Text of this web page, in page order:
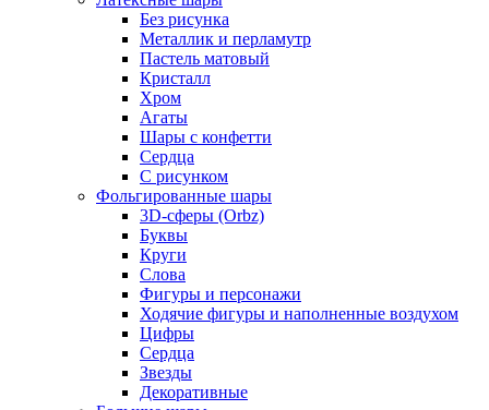
Без рисунка
Металлик и перламутр
Пастель матовый
Кристалл
Хром
Агаты
Шары с конфетти
Сердца
С рисунком
Фольгированные шары
3D-сферы (Orbz)
Буквы
Круги
Слова
Фигуры и персонажи
Ходячие фигуры и наполненные воздухом
Цифры
Сердца
Звезды
Декоративные